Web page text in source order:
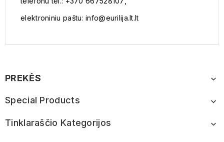
elektroniniu paštu: info@eurilija.lt.lt
PREKĖS 
Special Products 
Tinklaraščio Kategorijos 